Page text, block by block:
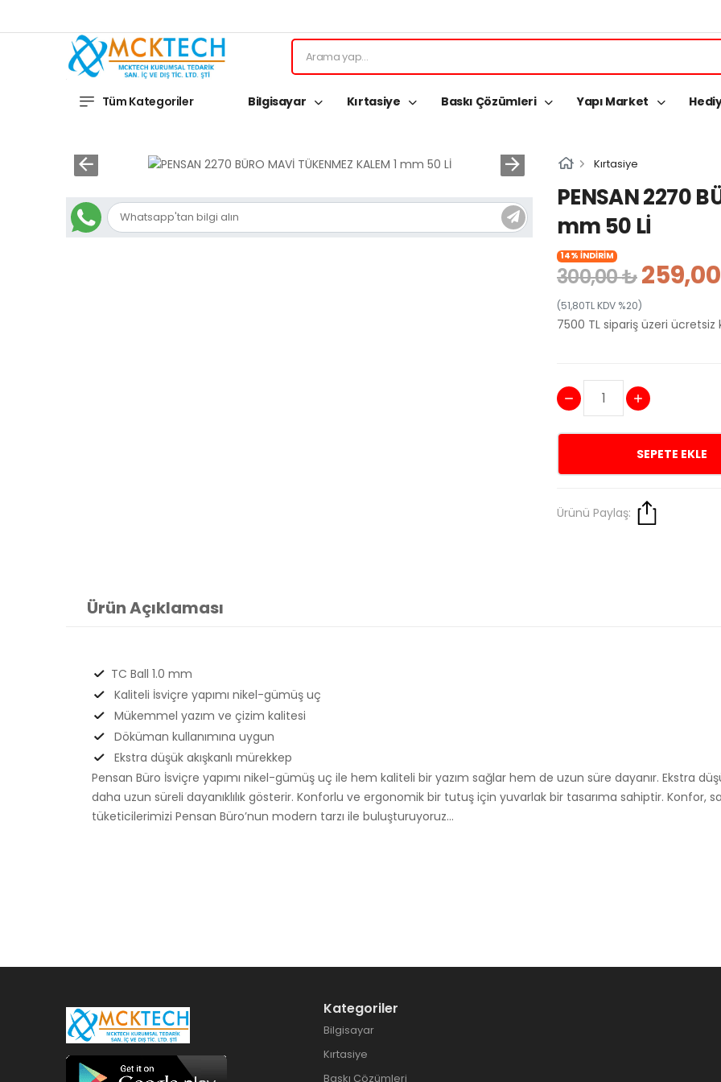
Tüm Kategoriler Bilgisayar Kırtasiye Baskı Çözümleri Yapı Market
Kırtasiye
PENSAN 2270
mm 50 Lİ
14% İNDİRİM
300,00 ₺
(51,80TL KDV %20)
7500 TL sipariş üzeri ücretsiz
SEPETE EKLE
Ürünü Paylaş:
Ürün Açıklaması
TC Ball 1.0 mm
Kaliteli İsviçre yapımı nikel-gümüş uç
Mükemmel yazım ve çizim kalitesi
Döküman kullanımına uygun
Ekstra düşük akışkanlı mürekkep
Pensan Büro İsviçre yapımı nikel-gümüş uç ile hem kaliteli bir yazım sağlar hem de uzun süre dayanır. Ekstra
daha uzun süreli dayanıklılık gösterir. Konforlu ve ergonomik bir tutuş için yuvarlak bir tasarıma sahiptir. Konfor,
tüketicilerimizi Pensan Büro’nun modern tarzı ile buluşturuyoruz...
Kategoriler
Bilgisayar
Kırtasiye
Baskı Çözümleri